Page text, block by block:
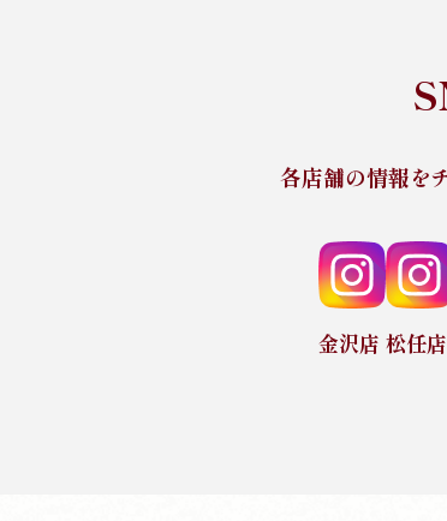
各店舗の情報を
金沢店 松任店